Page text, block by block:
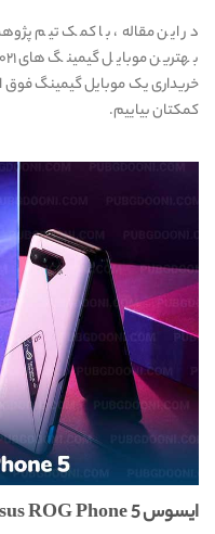
در این مقاله، با کمک تیم
خریداری یک موبایل گیمینگ فوق
کمکتان بیاییم.
ایسوس Asus ROG Phone 5